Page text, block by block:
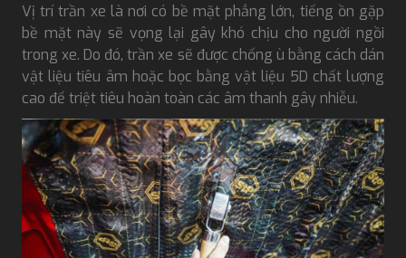
Vị trí trần xe là nơi có bề mặt phẳng lớn, tiếng ồn gặp
bề mặt này sẽ vọng lại gây khó chịu cho người ngồi
trong xe. Do đó, trần xe sẽ được chống ù bằng cách dán
vật liệu tiêu âm hoặc bọc bằng vật liệu 5D chất lượng
cao để triệt tiêu hoàn toàn các âm thanh gây nhiễu.